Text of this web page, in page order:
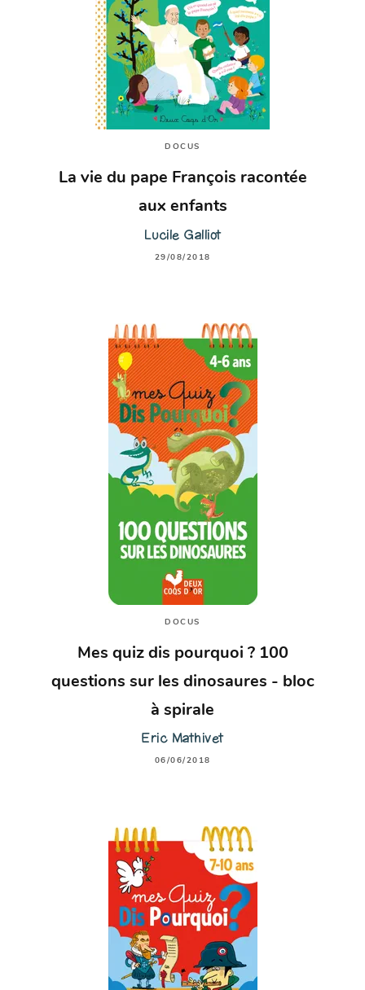
DOCUS
La vie du pape François racontée
aux enfants
Lucile Galliot
29/08/2018
DOCUS
Mes quiz dis pourquoi ? 100
questions sur les dinosaures - bloc
à spirale
Eric Mathivet
06/06/2018